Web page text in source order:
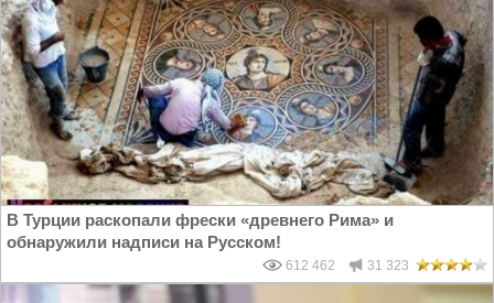
В Турции раскопали фрески «древнего Рима» и
обнаружили надписи на Русском!
612 462 31 323